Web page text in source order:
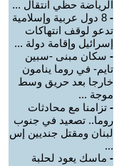
الرياضة حظي انتقال ...
-
8 دول عربية وإسلامية
تدعو لوقف انتهاكات
إسرائيل وإقامة دولة ...
- سكان مبنى -سبين
تايم- في روما ينامون
خارجا بعد حريق وسط
موجة ...
- تزامنا مع محادثات
روما.. تصعيد في جنوب
لبنان ومقتل جنديين إس
...
- ماسك يعود لحلبة